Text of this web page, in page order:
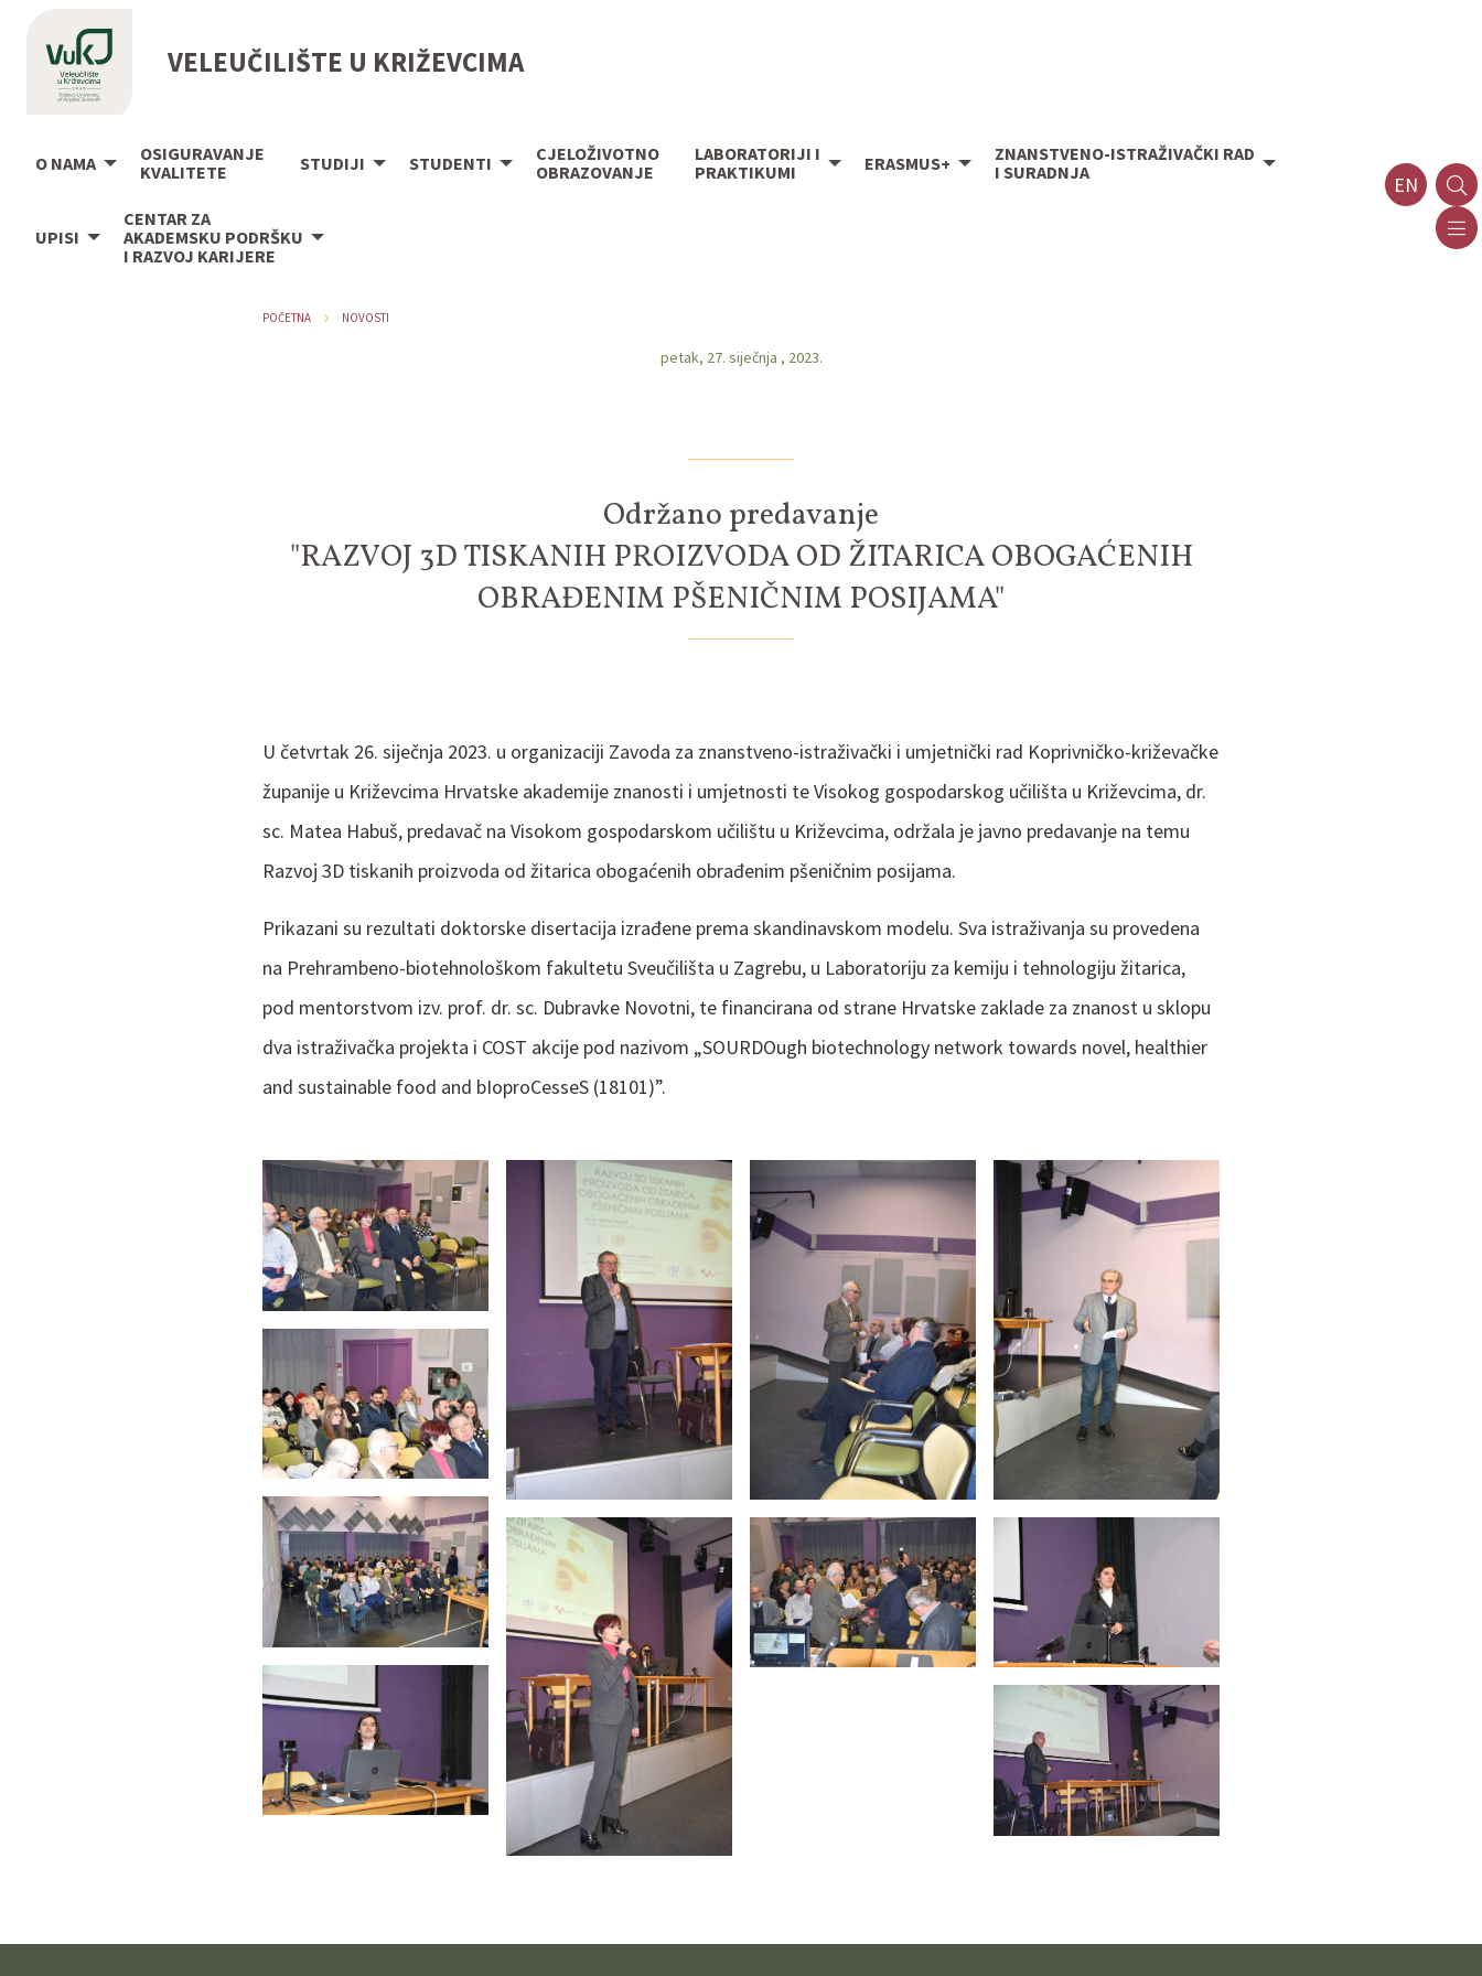
VELEUČILIŠTE U KRIŽEVCIMA
O NAMA
OSIGURAVANJE
KVALITETE
STUDIJI STUDENTI
CJELOŽIVOTNO
OBRAZOVANJE
LABORATORIJI I
PRAKTIKUMI
ERASMUS+
ZNANSTVENO-ISTRAŽIVAČKI RAD
I SURADNJA
UPISI
CENTAR ZA
AKADEMSKU PODRŠKU
I RAZVOJ KARIJERE
EN
POČETNA NOVOSTI
petak, 27. siječnja , 2023.
Održano predavanje
"RAZVOJ 3D TISKANIH PROIZVODA OD ŽITARICA OBOGAĆENIH
OBRAĐENIM PŠENIČNIM POSIJAMA"
U četvrtak 26. siječnja 2023. u organizaciji Zavoda za znanstveno-istraživački i umjetnički rad Koprivničko-križevačke
županije u Križevcima Hrvatske akademije znanosti i umjetnosti te Visokog gospodarskog učilišta u Križevcima, dr.
sc. Matea Habuš, predavač na Visokom gospodarskom učilištu u Križevcima, održala je javno predavanje na temu
Razvoj 3D tiskanih proizvoda od žitarica obogaćenih obrađenim pšeničnim posijama.
Prikazani su rezultati doktorske disertacija izrađene prema skandinavskom modelu. Sva istraživanja su provedena
na Prehrambeno-biotehnološkom fakultetu Sveučilišta u Zagrebu, u Laboratoriju za kemiju i tehnologiju žitarica,
pod mentorstvom izv. prof. dr. sc. Dubravke Novotni, te financirana od strane Hrvatske zaklade za znanost u sklopu
dva istraživačka projekta i COST akcije pod nazivom „SOURDOugh biotechnology network towards novel, healthier
and sustainable food and bIoproCesseS (18101)”.